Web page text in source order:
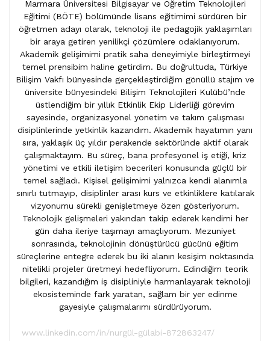
Marmara Üniversitesi Bilgisayar ve Öğretim Teknolojileri
Eğitimi (BÖTE) bölümünde lisans eğitimimi sürdüren bir
öğretmen adayı olarak, teknoloji ile pedagojik yaklaşımları
bir araya getiren yenilikçi çözümlere odaklanıyorum.
Akademik gelişimimi pratik saha deneyimiyle birleştirmeyi
temel prensibim haline getirdim. Bu doğrultuda, Türkiye
Bilişim Vakfı bünyesinde gerçekleştirdiğim gönüllü stajım ve
üniversite bünyesindeki Bilişim Teknolojileri Kulübü’nde
üstlendiğim bir yıllık Etkinlik Ekip Liderliği görevim
sayesinde, organizasyonel yönetim ve takım çalışması
disiplinlerinde yetkinlik kazandım. Akademik hayatımın yanı
sıra, yaklaşık üç yıldır perakende sektöründe aktif olarak
çalışmaktayım. Bu süreç, bana profesyonel iş etiği, kriz
yönetimi ve etkili iletişim becerileri konusunda güçlü bir
temel sağladı. Kişisel gelişimimi yalnızca kendi alanımla
sınırlı tutmayıp, disiplinler arası kurs ve etkinliklere katılarak
vizyonumu sürekli genişletmeye özen gösteriyorum.
Teknolojik gelişmeleri yakından takip ederek kendimi her
gün daha ileriye taşımayı amaçlıyorum. Mezuniyet
sonrasında, teknolojinin dönüştürücü gücünü eğitim
süreçlerine entegre ederek bu iki alanın kesişim noktasında
nitelikli projeler üretmeyi hedefliyorum. Edindiğim teorik
bilgileri, kazandığım iş disipliniyle harmanlayarak teknoloji
ekosisteminde fark yaratan, sağlam bir yer edinme
gayesiyle çalışmalarımı sürdürüyorum.
www.linkedin.com/in/nurgül-gülabi-872863247/